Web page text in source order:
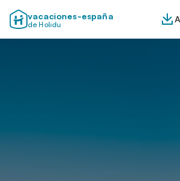
vacaciones-españa
de Holidu